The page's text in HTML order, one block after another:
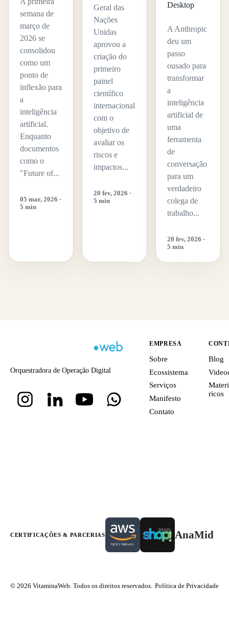
semana de
março de
2026 se
consolidou
como um
ponto de
inflexão para
a
inteligência
artificial.
Enquanto
documentos
como o
"Future of...
05 mar, 2026 ·
5 min
Geral das
Nações
Unidas
aprovou a
criação do
primeiro
painel
científico
internacional
com o
objetivo de
avaliar os
riscos e
impactos...
20 fev, 2026 ·
5 min
Desktop
A Anthropic
deu um
passo
ousado para
transformar
a
inteligência
artificial de
uma
ferramenta
de
conversação
para um
verdadeiro
colega de
trabalho...
20 fev, 2026 ·
5 min
Orquestradora de Operação Digital
EMPRESA
Sobre
Ecossistema
Serviços
Manifesto
Contato
Blog
ricos
CERTIFICAÇÕES & PARCERIAS AnaMid
© 2026 VitaminaWeb. Todos os direitos reservados. Política de Privacidade